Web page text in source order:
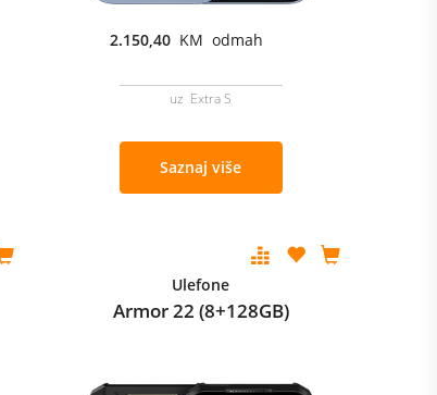
2.150,40 KM odmah
uz Extra S
Saznaj više
Ulefone
Armor 22 (8+128GB)